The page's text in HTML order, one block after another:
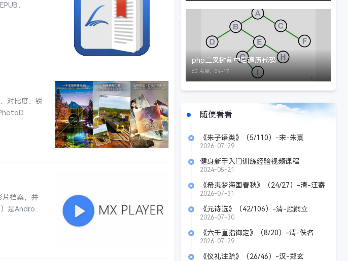
、
对比度、锐
片档案，并
是Andro...
php二叉树前中后遍历代码
63 点赞， 04-17
随便看看
《朱子语类》（5/110）-宋-朱熹
2026-07-29
健身新手入门训练经验视频课程
2024-05-21
《希夷梦海国春秋》（24/27）-清-汪寄
2026-07-31
《元诗选》（42/106）-清-顾嗣立
2026-07-30
《六壬直指御定》（8/20）-清-佚名
2026-07-29
《仪礼注疏》（26/46）-汉-郑玄